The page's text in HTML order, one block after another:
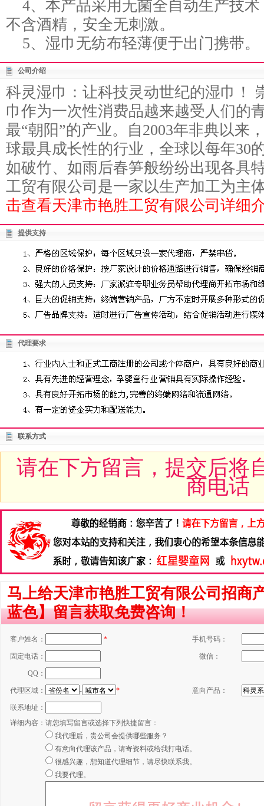
4、本产品采用无菌全自动生产技
不含酒精，安全无刺激。
5、湿巾无纺布轻薄便于出门携带。
公司介绍
科灵湿巾：让科技灵动世纪的湿巾！
巾作为一次性消费品越来越受人们的
最“朝阳”的产业。自2003年非典以来
球最具成长性的行业，全球以每年30
如破竹、如雨后春笋般纷纷出现各具
工贸有限公司是一家以生产加工为主
击查看天津市艳胜工贸有限公司详细
提供支持
代理要求
联系方式
请在下方留言，提交后将
商电话
马上给天津市艳胜工贸有限公司招商
蓝色】留言获取免费咨询！
客户姓名： * 手机号码：
固定电话： 微信：
QQ：
代理区域： - * 意向产品：
联系地址：
详细内容： 请您填写留言或选择下列快捷留言：
我代理后，贵公司会提供哪些服务？
有意向代理该产品，请寄资料或给我打电话。
很感兴趣，想知道代理细节，请尽快联系我。
我要代理。